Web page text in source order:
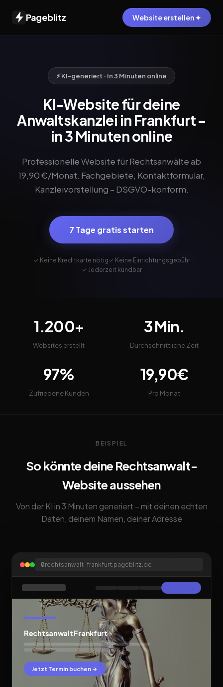
Pageblitz Website erstellen ✦
⚡ KI-generiert · In 3 Minuten online
KI-Website für deine
Anwaltskanzlei in Frankfurt –
in 3 Minuten online
Professionelle Website für Rechtsanwälte ab
19,90 €/Monat. Fachgebiete, Kontaktformular,
Kanzleivorstellung – DSGVO-konform.
7 Tage gratis starten
✓ Keine Kreditkarte nötig✓ Keine Einrichtungsgebühr
✓ Jederzeit kündbar
1.200+
Websites erstellt
3 Min.
Durchschnittliche Zeit
97%
Zufriedene Kunden
19,90€
Pro Monat
BEISPIEL
So könnte deine Rechtsanwalt-
Website aussehen
Von der KI in 3 Minuten generiert – mit deinen echten
Daten, deinem Namen, deiner Adresse
🔒rechtsanwalt-frankfurt.pageblitz.de
Rechtsanwalt Frankfurt
Jetzt Termin buchen →